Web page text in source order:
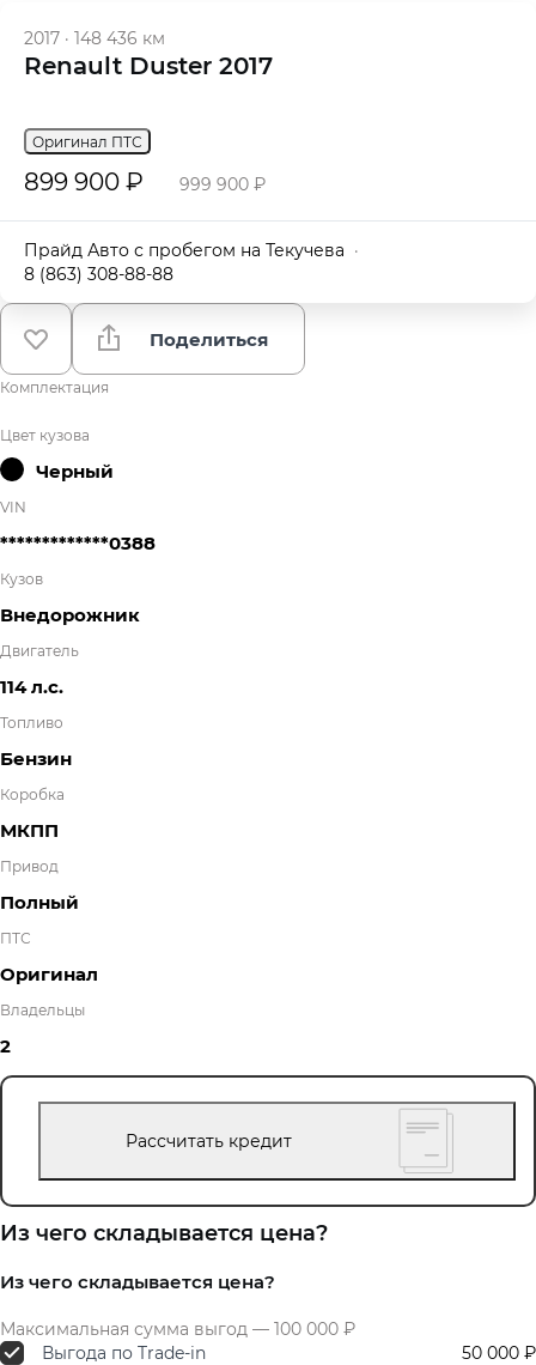
2017 · 148 436 км
Renault Duster 2017
Оригинал ПТС
899 900 ₽ 999 900 ₽
Прайд Авто с пробегом на Текучева ·
8 (863) 308-88-88
Поделиться
Комплектация
Цвет кузова
Черный
VIN
*************0388
Кузов
Внедорожник
Двигатель
114 л.с.
Топливо
Бензин
Коробка
МКПП
Привод
Полный
ПТС
Оригинал
Владельцы
2
Рассчитать кредит
Из чего складывается цена?
Из чего складывается цена?
Максимальная сумма выгод — 100 000 ₽
Выгода по Trade-in
50 000 ₽